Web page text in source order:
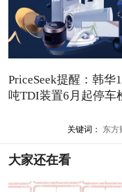
PriceSeek提醒：韩华
吨TDI装置6月起停车
关键词： 东方
大家还在看